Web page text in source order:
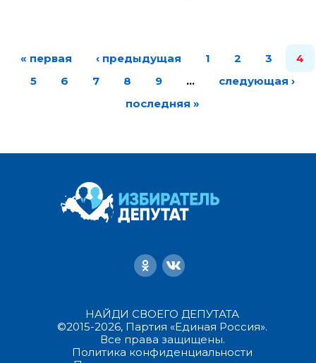
« первая ‹ предыдущая 1 2 3
4
5
6 7 8 9 …
следующая ›
последняя »
НАЙДИ СВОЕГО ДЕПУТАТА
©2015-2026, Партия «Единая Россия».
Все права защищены.
Политика конфиденциальности